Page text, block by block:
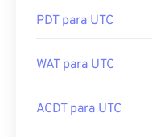
PDT para UTC
WAT para UTC
ACDT para UTC